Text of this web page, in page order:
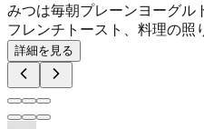
みつは毎朝プレーンヨーグル
フレンチトースト、料理の照
詳細を見る